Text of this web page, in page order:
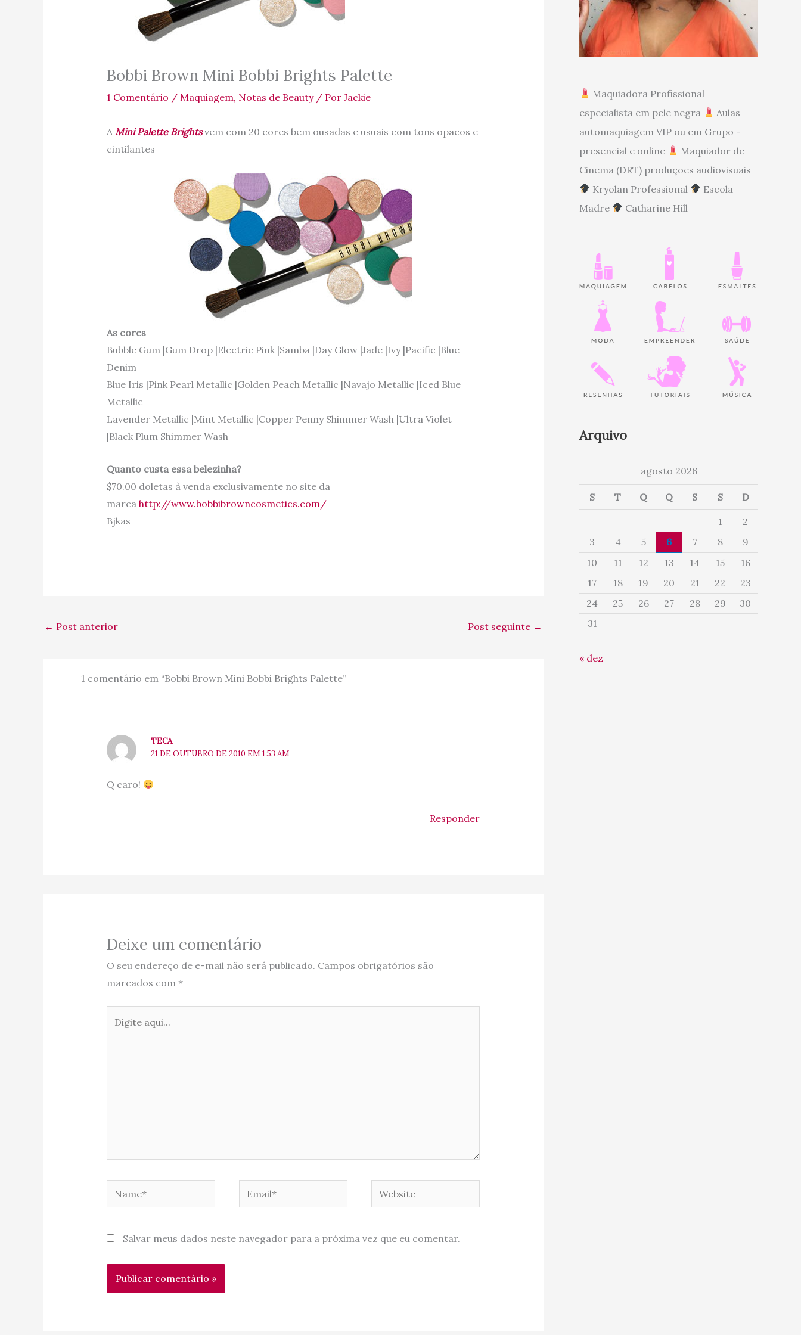
Bobbi Brown Mini Bobbi Brights Palette
1 Comentário / Maquiagem, Notas de Beauty/ Por Jackie
A Mini Palette Brightsvem com 20 cores bem ousadas e usuais com tons opacos e
cintilantes
As cores
Bubble Gum |Gum Drop |Electric Pink |Samba |Day Glow |Jade |Ivy |Pacific |Blue
Denim
Blue Iris |Pink Pearl Metallic |Golden Peach Metallic |Navajo Metallic |Iced Blue
Metallic
Lavender Metallic |Mint Metallic |Copper Penny Shimmer Wash |Ultra Violet
|Black Plum Shimmer Wash
Quanto custa essa belezinha?
$70.00 doletas à venda exclusivamente no site da
marca http://www.bobbibrowncosmetics.com/
Bjkas
← Post anterior Post seguinte →
1 comentário em “Bobbi Brown Mini Bobbi Brights Palette”
TECA
21 DE OUTUBRO DE 2010 EM 1:53 AM
Q caro!
Responder
Deixe um comentário
O seu endereço de e-mail não será publicado. Campos obrigatórios são
marcados com *
aqui...
Name* Email* Website
Salvar meus dados neste navegador para a próxima vez que eu comentar.
Maquiadora Profissional
especialista em pele negra
Aulas
automaquiagem VIP ou em Grupo -
presencial e online
Maquiador de
Cinema (DRT) produções audiovisuais
Kryolan Professional
Escola
Madre
Catharine Hill
Arquivo
agosto 2026
S T Q Q S S D
1
2
3
4 5 6 7 8
9
10
11 12 13 14 15
16
17
18 19 20 21 22
23
24
25 26 27 28 29
30
31
« dez